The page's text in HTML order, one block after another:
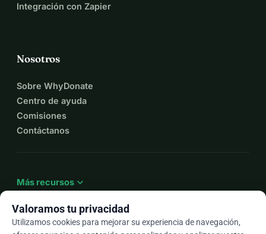
Integración con Zapier
Nosotros
Sobre WhyDonate
Centro de ayuda
Comisiones
Contáctanos
Más recursos expand_more
Valoramos tu privacidad
Utilizamos cookies para mejorar su experiencia de navegación,